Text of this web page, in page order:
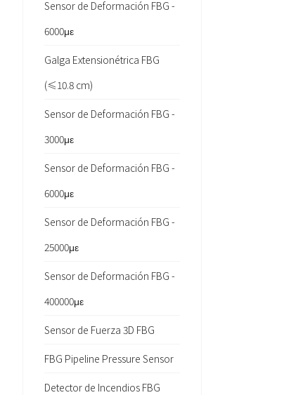
Sensor de Deformación FBG -
6000με
Galga Extensionétrica FBG
(≤10.8 cm)
Sensor de Deformación FBG -
3000με
Sensor de Deformación FBG -
6000με
Sensor de Deformación FBG -
25000με
Sensor de Deformación FBG -
400000με
Sensor de Fuerza 3D FBG
FBG Pipeline Pressure Sensor
Detector de Incendios FBG